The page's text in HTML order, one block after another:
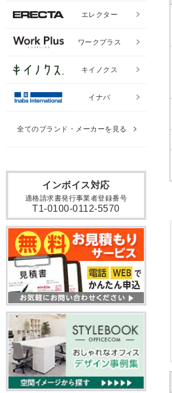
インボイス対応
適格請求書発行事業者登録番号
T1-0100-0112-5570
エレクター
ワークプラス
キイノクス
イナバ
全てのブランド・メーカーを見る